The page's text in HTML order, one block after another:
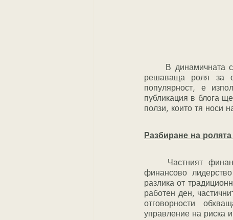
решаваща роля за
популярност, е
публикация в блога
ползи, които тя носи
Разбиране на
финансово
разлика от
работен ден,
отговорности
управление на риска